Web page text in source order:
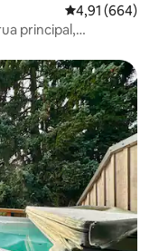
4,91 de uma
4,91 (664)
principal,